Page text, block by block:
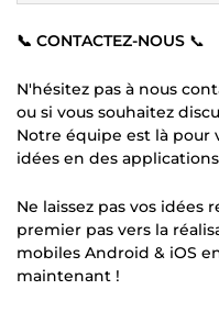
📞 CONTACTEZ-NOUS 📞
N'hésitez pas à nous
ou si vous souhaitez
Notre équipe est là pour
idées en des
Ne laissez pas vos idées
premier pas vers la
mobiles Android & iOS
maintenant !